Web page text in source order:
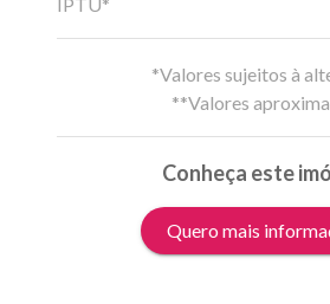
*Valores sujeitos à
**Valores
Conheça este
Quero mais